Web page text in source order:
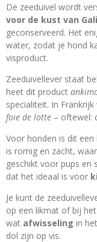
De zeeduivel wordt
voor de kust van
geconserveerd. Het
water, zodat je hond
visproduct.
Zeeduivellever staat
heet dit product
specialiteit. In
foie de lotte – oftewel:
Voor honden is dit
is romig en zacht,
geschikt voor pups en
dat het ideaal is voor
Je kunt de
op een likmat of bij
wat afwisseling in
dol zijn op vis.